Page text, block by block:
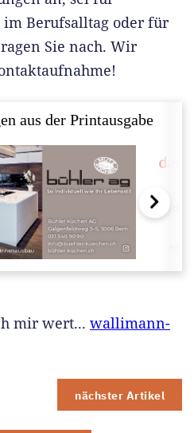
Berufsalltag oder für
Sie nach. Wir
aus der Printausgabe
mir wert... wallimann-
nächster Artikel